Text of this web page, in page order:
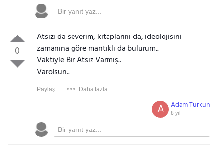
0
Atsızı da severim, kitaplarını da, ideolojisini
zamanına göre mantıklı da bulurum..
Vaktiyle Bir Atsız Varmış..
Varolsun..
Paylaş: Daha fazla
Adam Turkun
8 yıl
A